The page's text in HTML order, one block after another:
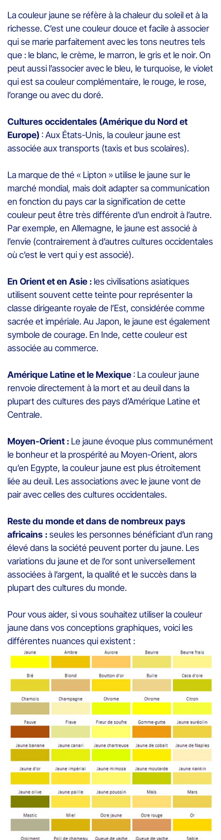
La couleur jaune se réfère à la chaleur du soleil et à la
richesse. C’est une couleur douce et facile à associer
qui se marie parfaitement avec les tons neutres tels
que : le blanc, le crème, le marron, le gris et le noir. On
peut aussi l’associer avec le bleu, le turquoise, le violet
qui est sa couleur complémentaire, le rouge, le rose,
l’orange ou avec du doré.
Cultures occidentales (Amérique du Nord et
Europe) : Aux États-Unis, la couleur jaune est
associée aux transports (taxis et bus scolaires).
La marque de thé « Lipton » utilise le jaune sur le
marché mondial, mais doit adapter sa communication
en fonction du pays car la signification de cette
couleur peut être très différente d’un endroit à l’autre.
Par exemple, en Allemagne, le jaune est associé à
l’envie (contrairement à d’autres cultures occidentales
où c’est le vert qui y est associé).
En Orient et en Asie : les civilisations asiatiques
utilisent souvent cette teinte pour représenter la
classe dirigeante royale de l’Est, considérée comme
sacrée et impériale. Au Japon, le jaune est également
symbole de courage. En Inde, cette couleur est
associée au commerce.
Amérique Latine et le Mexique : La couleur jaune
renvoie directement à la mort et au deuil dans la
plupart des cultures des pays d’Amérique Latine et
Centrale.
Moyen-Orient : Le jaune évoque plus communément
le bonheur et la prospérité au Moyen-Orient, alors
qu’en Egypte, la couleur jaune est plus étroitement
liée au deuil. Les associations avec le jaune vont de
pair avec celles des cultures occidentales.
Reste du monde et dans de nombreux pays
africains :seules les personnes bénéficiant d’un rang
élevé dans la société peuvent porter du jaune. Les
variations du jaune et de l’or sont universellement
associées à l’argent, la qualité et le succès dans la
plupart des cultures du monde.
Pour vous aider, si vous souhaitez utiliser la couleur
jaune dans vos conceptions graphiques, voici les
différentes nuances qui existent :